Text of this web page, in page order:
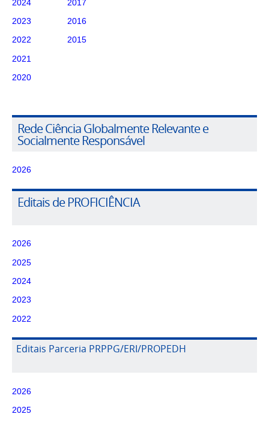
2024
2017
2023
2016
2022
2015
2021
2020
Rede Ciência Globalmente Relevante e
Socialmente Responsável
2026
Editais de PROFICIÊNCIA
2026
2025
2024
2023
2022
Editais Parceria PRPPG/ERI/PROPEDH
2026
2025